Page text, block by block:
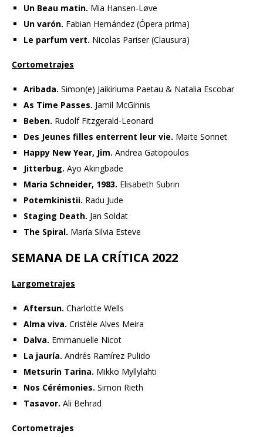
Un Beau matin. Mia Hansen-Løve
Un varón. Fabian Hernández (Ópera prima)
Le parfum vert. Nicolas Pariser (Clausura)
Cortometrajes
Aribada. Simon(e) Jaikiriuma Paetau & Natalia Escobar
As Time Passes. Jamil McGinnis
Beben. Rudolf Fitzgerald-Leonard
Des Jeunes filles enterrent leur vie. Maïte Sonnet
Happy New Year, Jim. Andrea Gatopoulos
Jitterbug. Ayo Akingbade
Maria Schneider, 1983. Elisabeth Subrin
Potemkinistii. Radu Jude
Staging Death. Jan Soldat
The Spiral. María Silvia Esteve
SEMANA DE LA CRÍTICA 2022
Largometrajes
Aftersun. Charlotte Wells
Alma viva. Cristèle Alves Meira
Dalva. Emmanuelle Nicot
La jauría. Andrés Ramírez Pulido
Metsurin Tarina. Mikko Myllylahti
Nos Cérémonies. Simon Rieth
Tasavor. Ali Behrad
Cortometrajes